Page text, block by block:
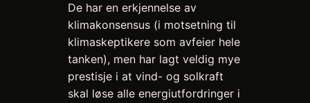
De har en erkjennelse av
klimakonsensus (i motsetning til
klimaskeptikere som avfeier hele
tanken), men har lagt veldig mye
prestisje i at vind- og solkraft
skal løse alle energiutfordringer i